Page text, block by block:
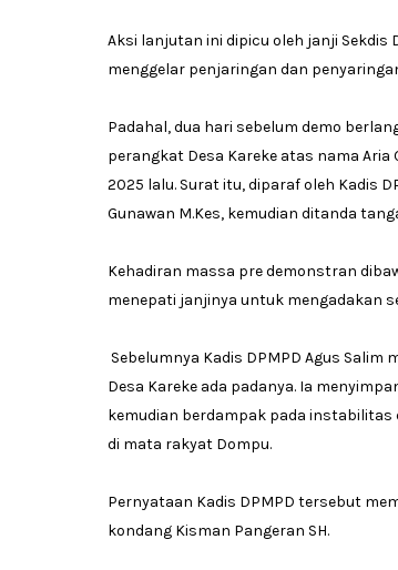
Aksi lanjutan ini dipicu oleh janji Sekdis
menggelar penjaringan dan
Padahal, dua hari sebelum demo
perangkat Desa Kareke atas nama Aria
2025 lalu. Surat itu, diparaf oleh Kadis
Gunawan M.Kes, kemudian ditanda
Kehadiran massa pre demonstran
menepati janjinya untuk mengadakan
Sebelumnya Kadis DPMPD Agus
Desa Kareke ada padanya. Ia
kemudian berdampak pada instabilitas
di mata rakyat Dompu.
Pernyataan Kadis DPMPD tersebut
kondang Kisman Pangeran SH.